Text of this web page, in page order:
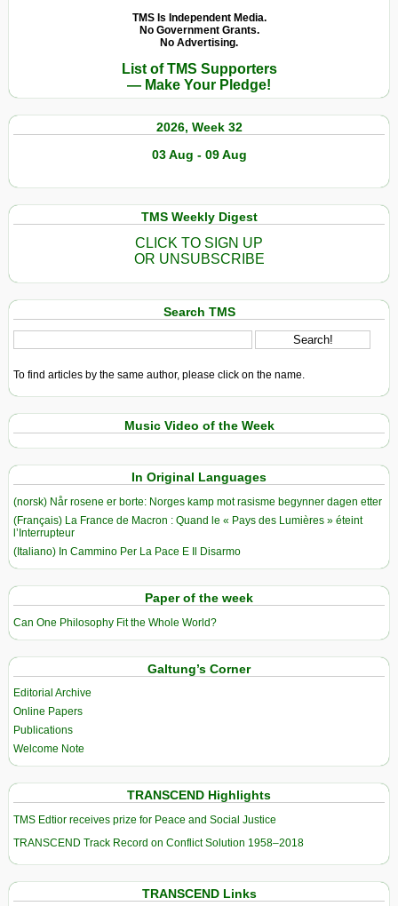
TMS Is Independent Media.
No Government Grants.
No Advertising.
List of TMS Supporters
— Make Your Pledge!
2026, Week 32
03 Aug - 09 Aug
TMS Weekly Digest
CLICK TO SIGN UP
OR UNSUBSCRIBE
Search TMS
To find articles by the same author, please click on the name.
Music Video of the Week
In Original Languages
(norsk) Når rosene er borte: Norges kamp mot rasisme begynner dagen etter
(Français) La France de Macron : Quand le « Pays des Lumières » éteint
l’Interrupteur
(Italiano) In Cammino Per La Pace E Il Disarmo
Paper of the week
Can One Philosophy Fit the Whole World?
Galtung’s Corner
Editorial Archive
Online Papers
Publications
Welcome Note
TRANSCEND Highlights
TMS Edtior receives prize for Peace and Social Justice
TRANSCEND Track Record on Conflict Solution 1958–2018
TRANSCEND Links